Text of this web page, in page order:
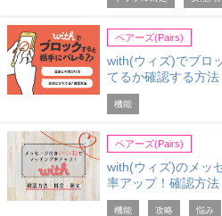
ペアーズ(Pairs)
with(ウィズ)でブロ
てるか確認する方
機能
ペアーズ(Pairs)
with(ウィズ)のメッ
率アップ！確認方
機能 攻略 悩み